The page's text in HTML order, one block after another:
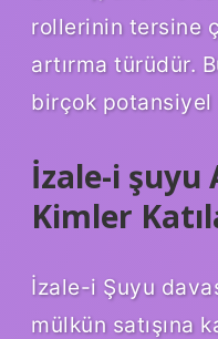
rollerinin tersine
artırma türüdür.
birçok potansiyel
İzale-i şuyu
Kimler
İzale-i Şuyu
mülkün satışına